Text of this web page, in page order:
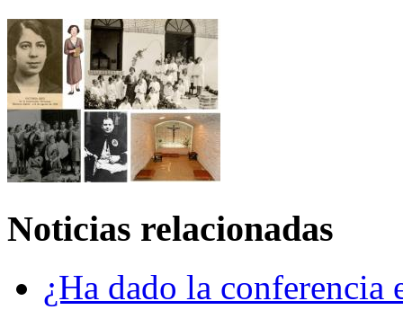
Noticias relacionadas
¿Ha dado la conferencia